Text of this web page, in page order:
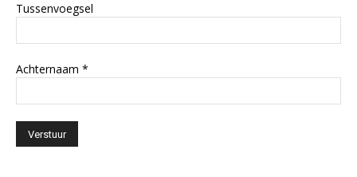
Tussenvoegsel
Achternaam *